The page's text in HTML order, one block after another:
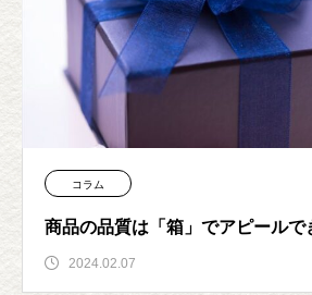
コラム
商品の品質は「箱」でアピールで
2024.02.07